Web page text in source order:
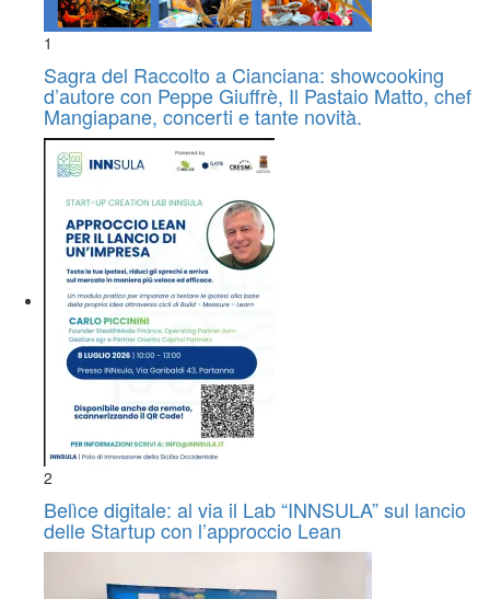
1
Sagra del Raccolto a Cianciana: showcooking
d’autore con Peppe Giuffrè, Il Pastaio Matto, chef
Mangiapane, concerti e tante novità.
2
Belìce digitale: al via il Lab “INNSULA” sul lancio
delle Startup con l’approccio Lean